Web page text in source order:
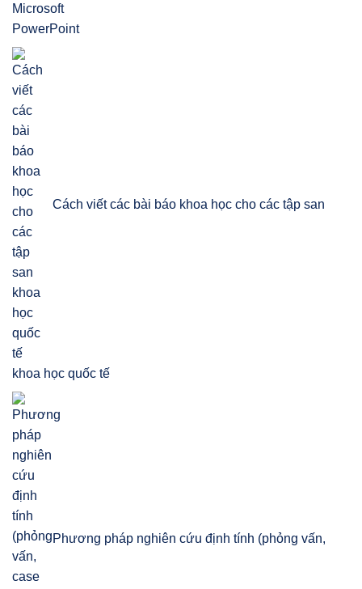
Cách viết các bài báo khoa học cho các tập san
khoa học quốc tế
Phương pháp nghiên cứu định tính (phỏng vấn,